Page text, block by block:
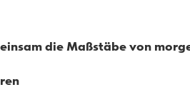
die Maßstäbe von